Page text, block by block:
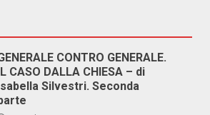
CONTRO GENERALE.
CASO DALLA CHIESA – di
Silvestri. Seconda